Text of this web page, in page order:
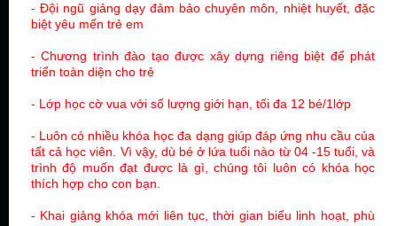
- Đội ngũ giảng dạy đảm bảo chuyên môn, nhiệt huyết, đặc
biệt yêu mến trẻ em
- Chương trình đào tạo được xây dựng riêng biệt để phát
triển toàn diện cho trẻ
- Lớp học cờ vua với số lượng giới hạn, tối đa 12 bé/1lớp
- Luôn có nhiều khóa học đa dạng giúp đáp ứng nhu cầu của
tất cả học viên. Vì vậy, dù bé ở lứa tuổi nào từ 04 -15 tuổi, và
trình độ muốn đạt được là gì, chúng tôi luôn có khóa học
thích hợp cho con bạn.
- Khai giảng khóa mới liên tục, thời gian biểu linh hoạt, phù